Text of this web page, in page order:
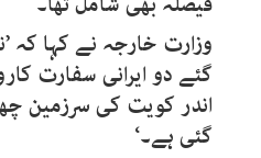
وزارت خارجہ نے کہا کہ
اندر کویت کی سرزمین
گئی ہے۔‘